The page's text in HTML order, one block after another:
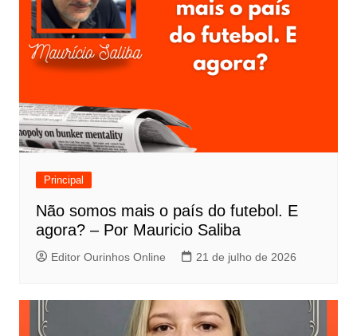
Principal
Não somos mais o país do futebol. E
agora? – Por Mauricio Saliba
Editor Ourinhos Online 21 de julho de 2026